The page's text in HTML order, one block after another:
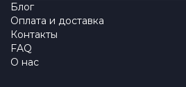
Блог
Оплата и доставка
Контакты
FAQ
О нас